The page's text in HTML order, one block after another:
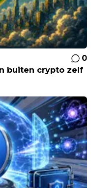
0
buiten crypto zelf